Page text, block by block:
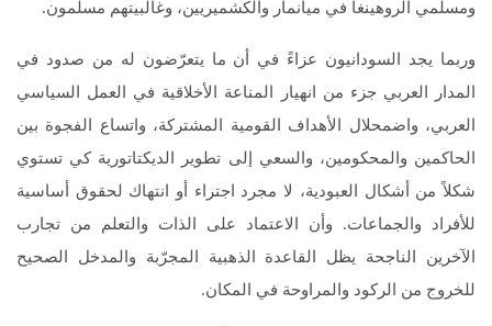
ومسلمي الروهينغا في ميانمار والكشميريين، وغالبيتهم مسلمون.
وربما يجد السودانيون عزاءً في أن ما يتعرّضون له من صدود في
المدار العربي جزء من انهيار المناعة الأخلاقية في العمل السياسي
العربي، واضمحلال الأهداف القومية المشتركة، واتساع الفجوة بين
الحاكمين والمحكومين، والسعي إلى تطوير الديكتاتورية كي تستوي
شكلاً من أشكال العبودية، لا مجرد اجتراء أو انتهاك لحقوق أساسية
للأفراد والجماعات. وأن الاعتماد على الذات والتعلم من تجارب
الآخرين الناجحة يظل القاعدة الذهبية المجرّبة والمدخل الصحيح
للخروج من الركود والمراوحة في المكان.